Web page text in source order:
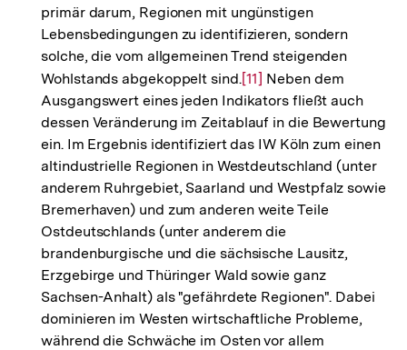
primär darum, Regionen mit ungünstigen
Lebensbedingungen zu identifizieren, sondern
solche, die vom allgemeinen Trend steigenden
Wohlstands abgekoppelt sind.Zur
Auflösung
der
Fußnote
[11] Neben dem
Ausgangswert eines jeden Indikators fließt auch
dessen Veränderung im Zeitablauf in die Bewertung
ein. Im Ergebnis identifiziert das IW Köln zum einen
altindustrielle Regionen in Westdeutschland (unter
anderem Ruhrgebiet, Saarland und Westpfalz sowie
Bremerhaven) und zum anderen weite Teile
Ostdeutschlands (unter anderem die
brandenburgische und die sächsische Lausitz,
Erzgebirge und Thüringer Wald sowie ganz
Sachsen-Anhalt) als "gefährdete Regionen". Dabei
dominieren im Westen wirtschaftliche Probleme,
während die Schwäche im Osten vor allem